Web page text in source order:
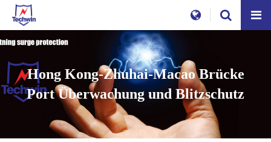
Hong Kong-Zhuhai-Macao Brücke
Port Überwachung und Blitzschutz